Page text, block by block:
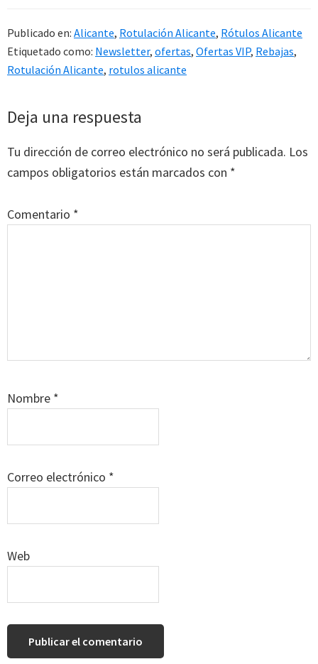
Publicado en: Alicante, Rotulación Alicante, Rótulos Alicante
Etiquetado como: Newsletter, ofertas, Ofertas VIP, Rebajas,
Rotulación Alicante, rotulos alicante
Interacciones
los
lectores
Deja una respuesta
Tu dirección de correo electrónico no será publicada. Los
campos obligatorios están marcados con *
Comentario *
Nombre *
Correo electrónico *
Web